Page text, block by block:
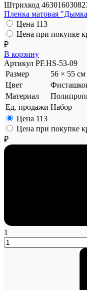
Штрихкод
Пленка матовая
Цена 113
Цена при покупке
₽
В корзину
Артикул PF.HS-53-09
Размер
56 × 55 см
Цвет
Материал
Ед. продажи Набор
Цена 113
Цена при покупке
₽
1